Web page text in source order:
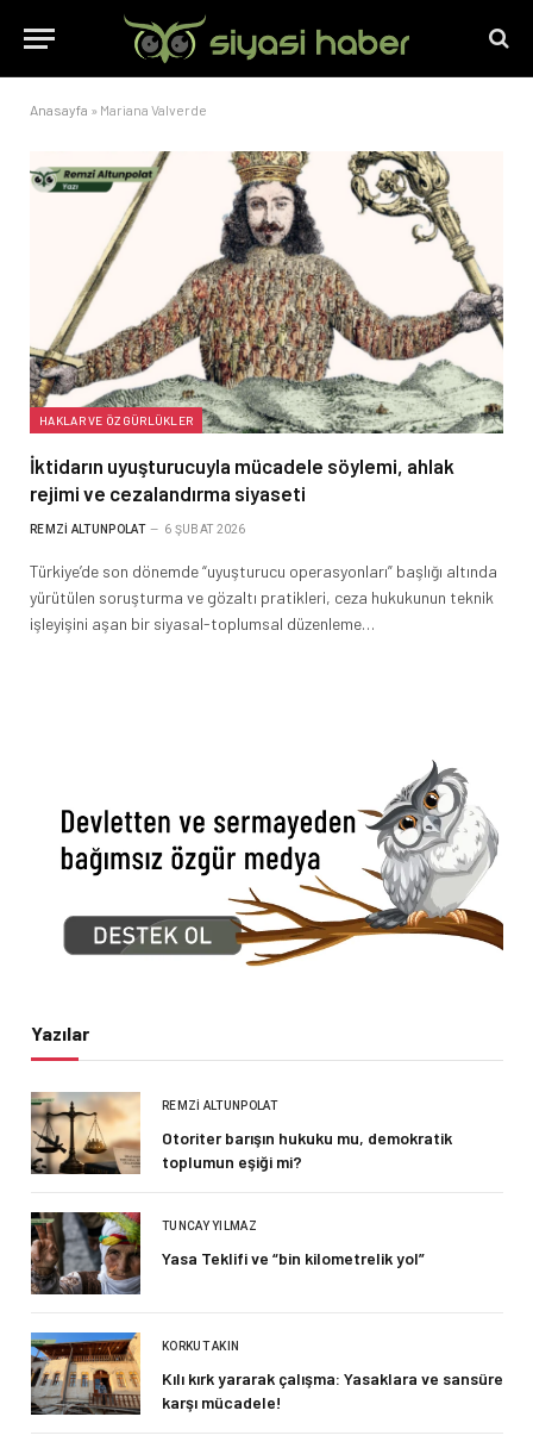
Anasayfa » Mariana Valverde
HAKLAR VE ÖZGÜRLÜKLER
İktidarın uyuşturucuyla mücadele söylemi, ahlak
rejimi ve cezalandırma siyaseti
REMZI ALTUNPOLAT 6 ŞUBAT 2026
Türkiye’de son dönemde “uyuşturucu operasyonları” başlığı altında
yürütülen soruşturma ve gözaltı pratikleri, ceza hukukunun teknik
işleyişini aşan bir siyasal-toplumsal düzenleme…
Yazılar
REMZI ALTUNPOLAT
Otoriter barışın hukuku mu, demokratik
toplumun eşiği mi?
TUNCAY YILMAZ
Yasa Teklifi ve “bin kilometrelik yol”
KORKUT AKIN
Kılı kırk yararak çalışma: Yasaklara ve sansüre
karşı mücadele!